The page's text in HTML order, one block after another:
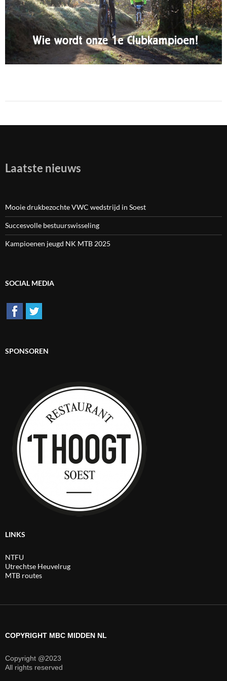
Laatste nieuws
Mooie drukbezochte VWC wedstrijd in Soest
Succesvolle bestuurswisseling
Kampioenen jeugd NK MTB 2025
SOCIAL MEDIA
SPONSOREN
LINKS
NTFU
Utrechtse Heuvelrug
MTB routes
COPYRIGHT MBC MIDDEN NL
Copyright @2023
All rights reserved